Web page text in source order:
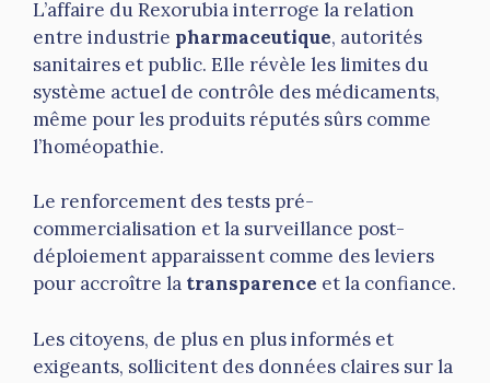
L’affaire du Rexorubia interroge la relation
entre industrie pharmaceutique, autorités
sanitaires et public. Elle révèle les limites du
système actuel de contrôle des médicaments,
même pour les produits réputés sûrs comme
l’homéopathie.
Le renforcement des tests pré-
commercialisation et la surveillance post-
déploiement apparaissent comme des leviers
pour accroître la transparence et la confiance.
Les citoyens, de plus en plus informés et
exigeants, sollicitent des données claires sur la